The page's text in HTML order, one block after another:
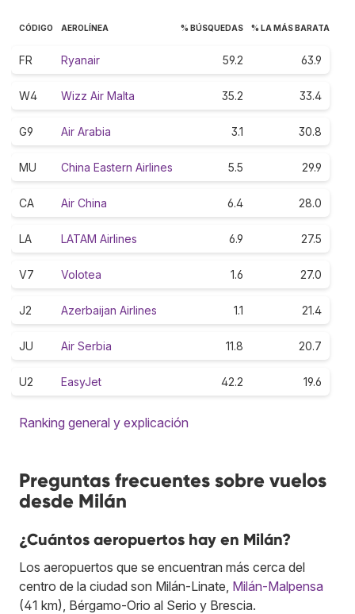
CÓDIGO AEROLÍNEA % BÚSQUEDAS % LA MÁS BARATA
FR Ryanair 59.2 63.9
W4 Wizz Air Malta 35.2 33.4
G9 Air Arabia 3.1 30.8
MU China Eastern Airlines 5.5 29.9
CA Air China 6.4 28.0
LA LATAM Airlines 6.9 27.5
V7 Volotea 1.6 27.0
J2 Azerbaijan Airlines 1.1 21.4
JU Air Serbia 11.8 20.7
U2 EasyJet 42.2 19.6
Ranking general y explicación
Preguntas frecuentes sobre vuelos
desde Milán
¿Cuántos aeropuertos hay en Milán?
Los aeropuertos que se encuentran más cerca del
centro de la ciudad son Milán-Linate, Milán-Malpensa
(41 km), Bérgamo-Orio al Serio y Brescia.